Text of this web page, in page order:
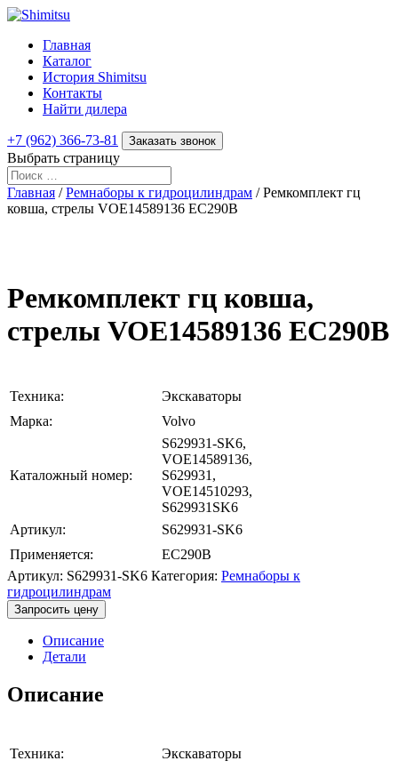
Главная
Каталог
История Shimitsu
Контакты
Найти дилера
+7 (962) 366-73-81 Заказать звонок
Выбрать страницу
Главная /Ремнаборы к гидроцилиндрам / Ремкомплект гц
ковша, стрелы VOE14589136 EC290B
Ремкомплект гц ковша,
стрелы VOE14589136 EC290B
Техника:
Экскаваторы
Марка:
Volvo
Каталожный номер:
S629931-SK6,
VOE14589136,
S629931,
VOE14510293,
S629931SK6
Артикул:
S629931-SK6
Применяется:
EC290B
Артикул: S629931-SK6 Категория: Ремнаборы к
гидроцилиндрам
Запросить цену
Описание
Детали
Описание
Техника:
Экскаваторы